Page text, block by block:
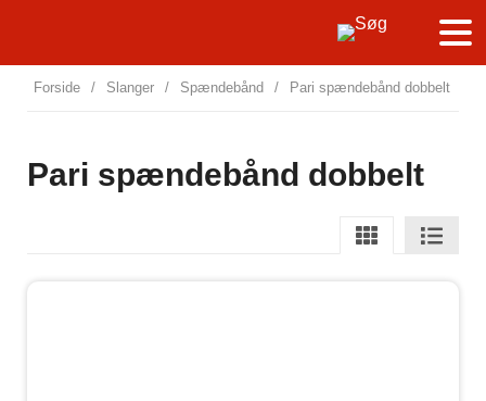
Forside / Slanger / Spændebånd / Pari spændebånd dobbelt
Pari spændebånd dobbelt